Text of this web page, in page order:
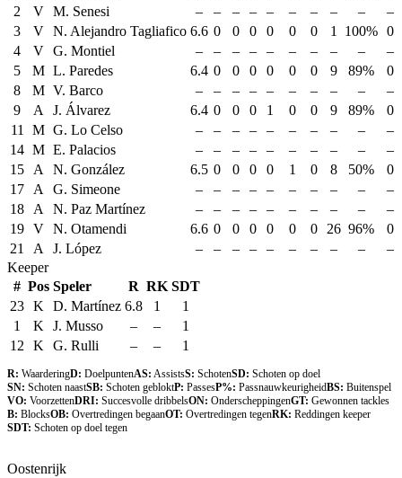
2
V M. Senesi – – – – – – – – –
–
3
V N. Alejandro Tagliafico 6.6 0 0 0 0 0 0 1 100% 0
4
V G. Montiel – – – – – – – – –
–
5
M L. Paredes 6.4 0 0 0 0 0 0 9 89%
0
8
M V. Barco – – – – – – – – –
–
9
A J. Álvarez 6.4 0 0 0 1 0 0 9 89%
0
11
M G. Lo Celso – – – – – – – – –
–
14 M E. Palacios – – – – – – – – –
–
15
A N. González 6.5 0 0 0 0 1 0 8 50%
0
17
A G. Simeone – – – – – – – – –
–
18
A N. Paz Martínez – – – – – – – – –
–
19 V N. Otamendi 6.6 0 0 0 0 0 0 26 96%
0
21
A J. López – – – – – – – – –
–
Keeper
# Pos Speler R RK SDT
23 K D. Martínez 6.8 1
1
1
K J. Musso – –
1
12
K G. Rulli – – 1
R: WaarderingD: DoelpuntenAS: AssistsS: SchotenSD: Schoten op doel
SN: Schoten naastSB: Schoten gebloktP: PassesP%: PassnauwkeurigheidBS: Buitenspel
VO: VoorzettenDRI: Succesvolle dribbelsON: OnderscheppingenGT: Gewonnen tackles
B: BlocksOB: Overtredingen begaanOT: Overtredingen tegenRK: Reddingen keeper
SDT: Schoten op doel tegen
Oostenrijk